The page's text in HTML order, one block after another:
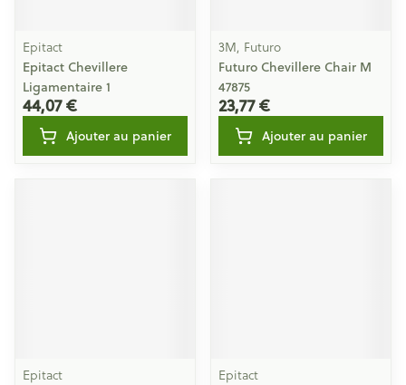
Epitact
Epitact Chevillere
Ligamentaire 1
44,07 €
Ajouter au panier
3M, Futuro
Futuro Chevillere Chair M
47875
23,77 €
Ajouter au panier
Epitact Epitact